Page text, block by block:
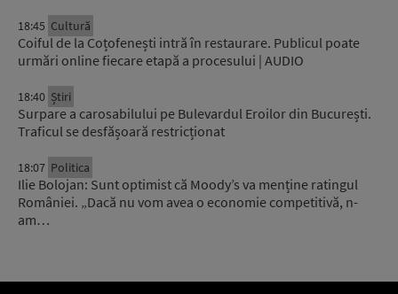
18:45 Cultură
Coiful de la Coțofenești intră în restaurare. Publicul poate
urmări online fiecare etapă a procesului | AUDIO
18:40 Știri
Surpare a carosabilului pe Bulevardul Eroilor din București.
Traficul se desfășoară restricționat
18:07 Politica
Ilie Bolojan: Sunt optimist că Moody’s va menține ratingul
României. „Dacă nu vom avea o economie competitivă, n-
am…